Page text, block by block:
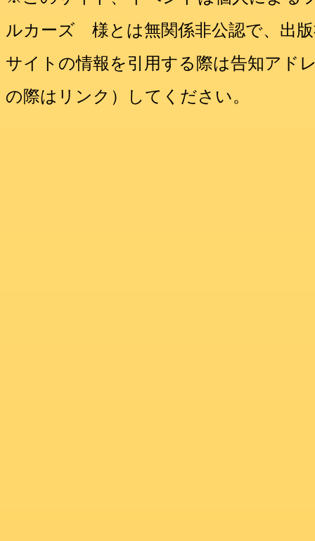
ルカーズ 様とは無関係非公認で、出
サイトの情報を引用する際は告知アド
の際はリンク）してください。